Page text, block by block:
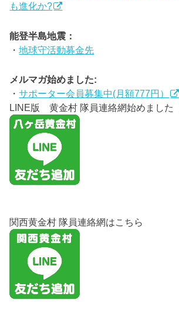
も進化か?
能登半島地震：
・地球守活動募金先
メルマガ始めました:
・サポーター会員募集中(月額777円）
LINE版 黄金村 隊員連絡網始めました
関西黄金村 隊員連絡網はこちら